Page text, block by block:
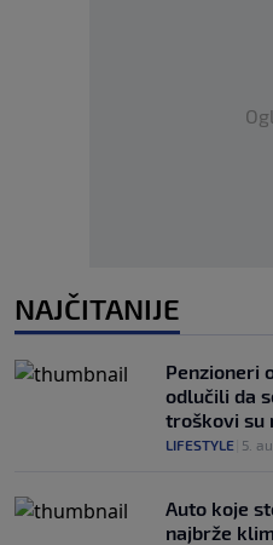
NAJČITANIJE
Penzioneri
odlučili da
troškovi su
LIFESTYLE 5.
Auto koje
najbrže